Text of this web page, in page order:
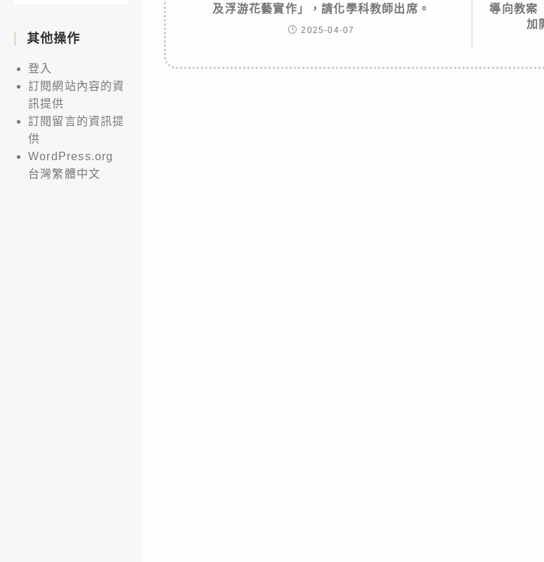
及浮游花藝實作」，請化學科教師出席。
2025-04-07
導向教案
加
其他操作
登入
訂閱網站內容的資
訊提供
訂閱留言的資訊提
供
WordPress.org
台灣繁體中文